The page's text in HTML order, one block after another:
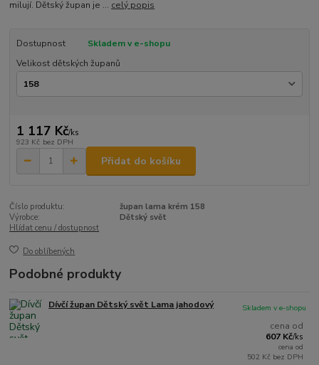
milují. Dětský župan je ... celý popis
Dostupnost
Skladem v e-shopu
Velikost dětských županů
1 117 Kč/ks
923 Kč bez DPH
Přidat do košíku
Číslo produktu:
župan lama krém 158
Výrobce:
Dětský svět
Hlídat cenu / dostupnost
Do oblíbených
Podobné produkty
Dívčí župan Dětský svět Lama jahodový
cena od
607 Kč/ks
cena od
502 Kč bez DPH
Skladem v e-shopu